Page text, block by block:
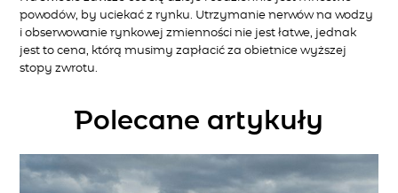
powodów, by uciekać z rynku. Utrzymanie nerwów na wodzy
i obserwowanie rynkowej zmienności nie jest łatwe, jednak
jest to cena, którą musimy zapłacić za obietnice wyższej
stopy zwrotu.
Polecane artykuły